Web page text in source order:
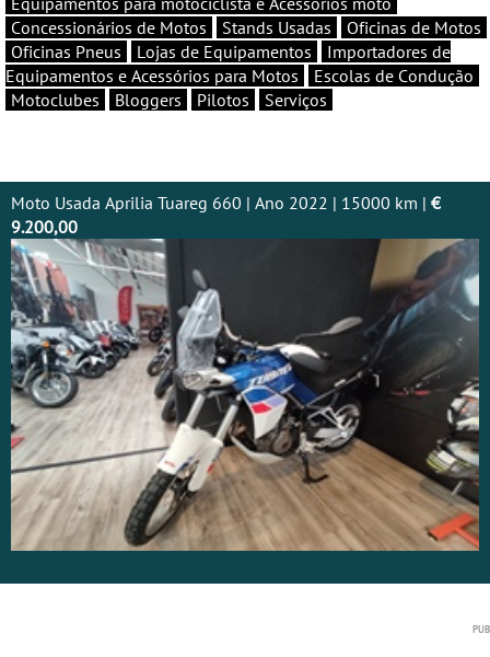
Concessionários de Motos
Stands Usadas
Oficinas de Motos
Oficinas Pneus
Lojas de Equipamentos
Importadores de
Equipamentos e Acessórios para Motos
Escolas de Condução
Motoclubes
Bloggers Pilotos Serviços
Moto Usada Aprilia Tuareg 660 | Ano 2022 | 15000 km | €
9.200,00